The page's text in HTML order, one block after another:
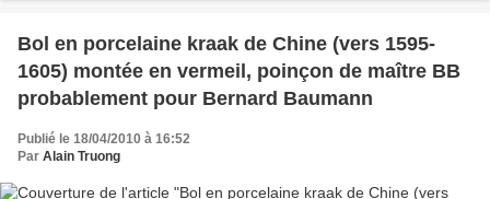
Bol en porcelaine kraak de Chine (vers 1595-
1605) montée en vermeil, poinçon de maître BB
probablement pour Bernard Baumann
Publié le 18/04/2010 à 16:52
Par Alain Truong